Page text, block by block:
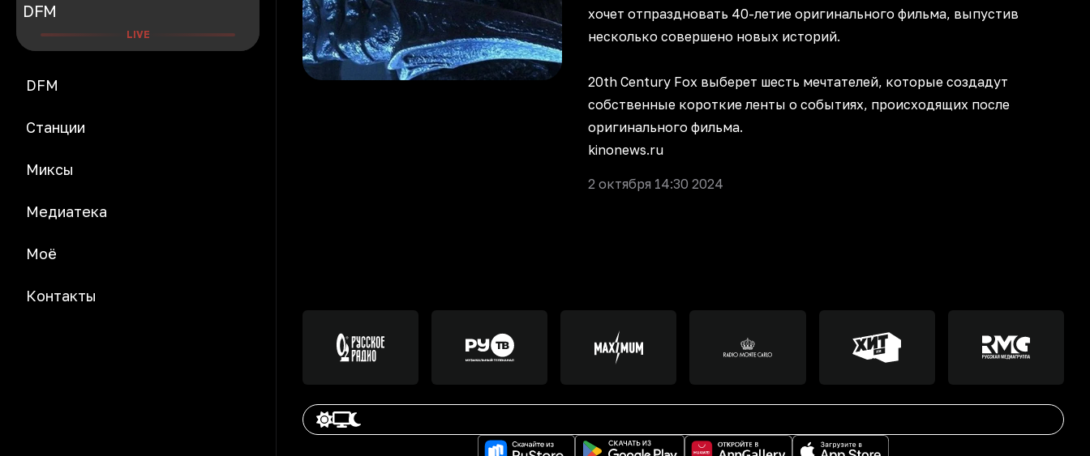
DFM
LIVE
DFM
Станции
Миксы
Медиатека
Моё
Контакты
хочет отпраздновать 40-летие оригинального фильма, выпустив
несколько совершено новых историй.
20th Century Fox выберет шесть мечтателей, которые создадут
собственные короткие ленты о событиях, происходящих после
оригинального фильма.
kinonews.ru
2 октября 14:30 2024